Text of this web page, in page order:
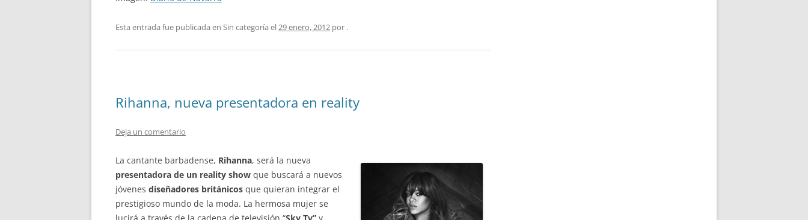
Esta entrada fue publicada en Sin categoría el29 enero, 2012 por .
Rihanna, nueva presentadora en reality
Deja un comentario
La cantante barbadense, Rihanna, será la nueva
presentadora de un reality show que buscará a nuevos
jóvenes diseñadores británicos que quieran integrar el
prestigioso mundo de la moda. La hermosa mujer se